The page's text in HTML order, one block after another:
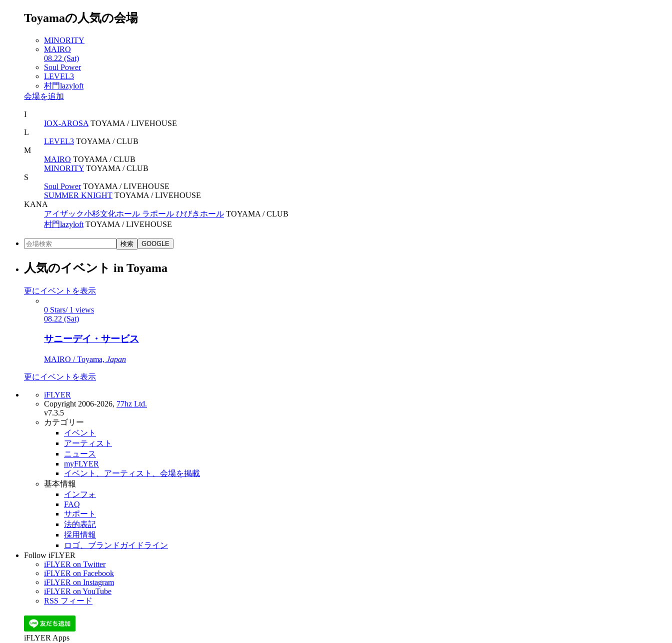
Toyamaの人気の会場
MINORITY
MAIRO
08.22 (Sat)
Soul Power
LEVEL3
村門lazyloft
会場を追加
I
IOX-AROSA TOYAMA /LIVEHOUSE
L
LEVEL3 TOYAMA /CLUB
M
MAIRO TOYAMA /CLUB
MINORITY TOYAMA /CLUB
S
Soul PowerTOYAMA /LIVEHOUSE
SUMMER KNIGHT TOYAMA /LIVEHOUSE
KANA
アイザック小杉文化ホール ラポール ひびきホール TOYAMA /CLUB
村門lazyloft TOYAMA /LIVEHOUSE
検索 GOOGLE
人気のイベント in Toyama
更にイベントを表示
0 Stars/ 1 views
08.22 (Sat)
サニーデイ・サービス
MAIRO / Toyama, Japan
更にイベントを表示
iFLYER
Copyright 2006-2026, 77hz Ltd.
v7.3.5
カテゴリー
イベント
アーティスト
ニュース
myFLYER
イベント、アーティスト、会場を掲載
基本情報
インフォ
FAQ
サポート
法的表記
採用情報
ロゴ、ブランドガイドライン
Follow iFLYER
iFLYER on Twitter
iFLYER on Facebook
iFLYER on Instagram
iFLYER on YouTube
RSS フィード
iFLYER Apps